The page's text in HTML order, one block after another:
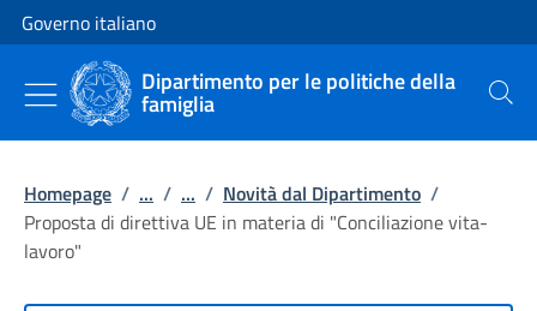
Vai al contenuto
Vai alla navigazione del sito
Governo italiano
Dipartimento per le politiche della
famiglia Cerca
Homepage / ... / ... / Novità dal Dipartimento /
Proposta di direttiva UE in materia di "Conciliazione vita-
lavoro"